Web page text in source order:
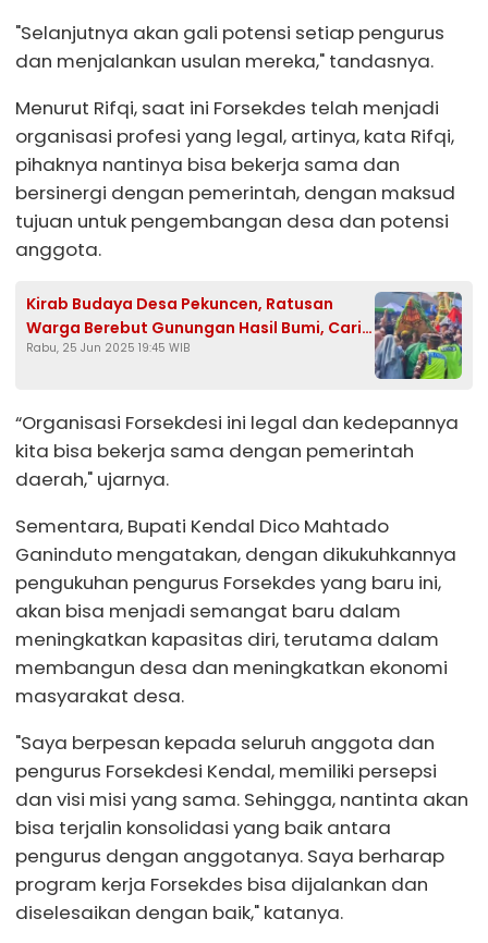
"Selanjutnya akan gali potensi setiap pengurus
dan menjalankan usulan mereka," tandasnya.
Menurut Rifqi, saat ini Forsekdes telah menjadi
organisasi profesi yang legal, artinya, kata Rifqi,
pihaknya nantinya bisa bekerja sama dan
bersinergi dengan pemerintah, dengan maksud
tujuan untuk pengembangan desa dan potensi
anggota.
Kirab Budaya Desa Pekuncen, Ratusan
Warga Berebut Gunungan Hasil Bumi, Cari
Keberkahan
Rabu, 25 Jun 2025 19:45 WIB
“Organisasi Forsekdesi ini legal dan kedepannya
kita bisa bekerja sama dengan pemerintah
daerah," ujarnya.
Sementara, Bupati Kendal Dico Mahtado
Ganinduto mengatakan, dengan dikukuhkannya
pengukuhan pengurus Forsekdes yang baru ini,
akan bisa menjadi semangat baru dalam
meningkatkan kapasitas diri, terutama dalam
membangun desa dan meningkatkan ekonomi
masyarakat desa.
"Saya berpesan kepada seluruh anggota dan
pengurus Forsekdesi Kendal, memiliki persepsi
dan visi misi yang sama. Sehingga, nantinta akan
bisa terjalin konsolidasi yang baik antara
pengurus dengan anggotanya. Saya berharap
program kerja Forsekdes bisa dijalankan dan
diselesaikan dengan baik," katanya.